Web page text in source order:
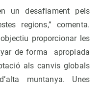
un desafiament pels
regions,” comenta.
proporcionar les
de forma apropiada
als canvis globals
muntanya. Unes